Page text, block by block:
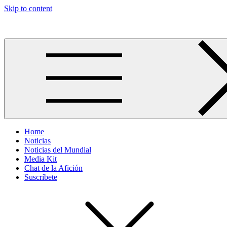
Skip to content
Home
Noticias
Noticias del Mundial
Media Kit
Chat de la Afición
Suscríbete